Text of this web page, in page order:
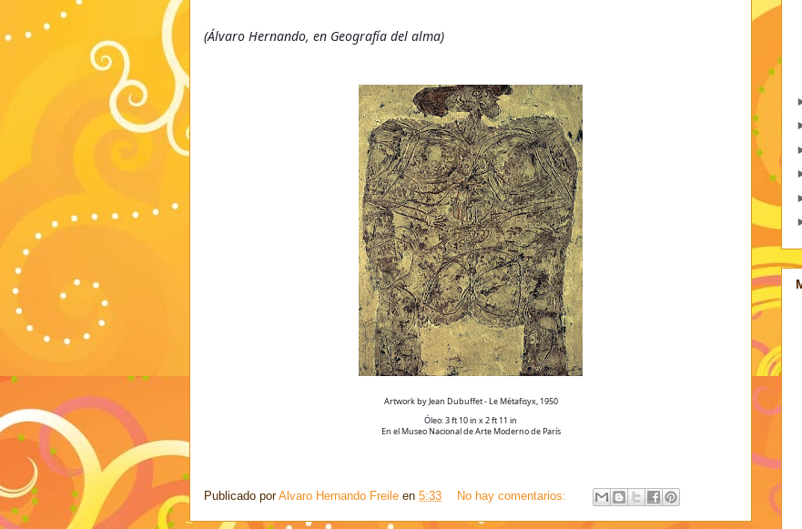
(Álvaro Hernando, en Geografía del alma)
Artwork by Jean Dubuffet - Le Métafisyx, 1950
Óleo: 3 ft 10 in x 2 ft 11 in
En el Museo Nacional de Arte Moderno de París
Publicado porAlvaro Hernando Freile en 5:33 No hay comentarios: